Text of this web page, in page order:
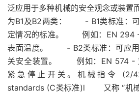
泛应用于多种机械的安全观念或装置
为B1及B2两类： - B1类标准：可
定情况的标准。 例如：EN 294 -
表面温度。 - B2类标准：可应用
关安全装置。 例如：EN 574 -
紧急停止开关。机械指令
standards (C类标准)l 又称 “机械